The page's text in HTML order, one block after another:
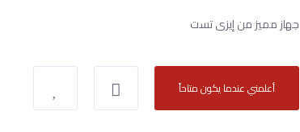
جهاز مميز من إيزى تست
أعلمني عندما يكون متاحاً